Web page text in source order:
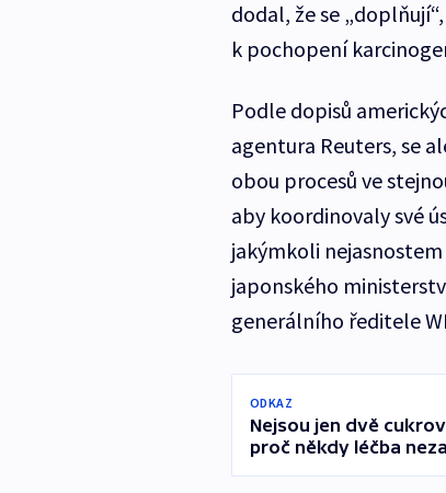
dodal, že se
k pochopení
Podle dopisů
agentura Reuters, se
obou procesů ve
aby koordinovaly své
jakýmkoli
japonského
generálního ředitele
ODKAZ
Nejsou jen dvě
proč někdy léčba